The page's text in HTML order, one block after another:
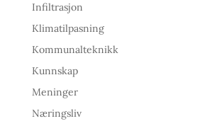
Infiltrasjon
Klimatilpasning
Kommunalteknikk
Kunnskap
Meninger
Næringsliv